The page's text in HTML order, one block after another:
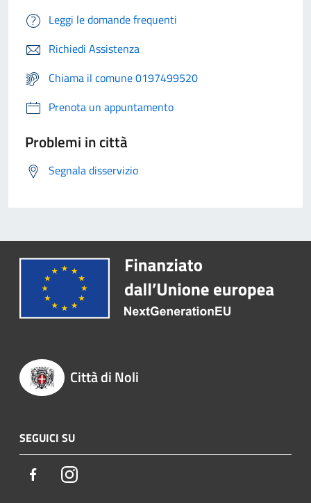
Leggi le domande frequenti
Richiedi Assistenza
Chiama il comune 0197499520
Prenota un appuntamento
Problemi in città
Segnala disservizio
Città di Noli
SEGUICI SU
FacebookInstagram